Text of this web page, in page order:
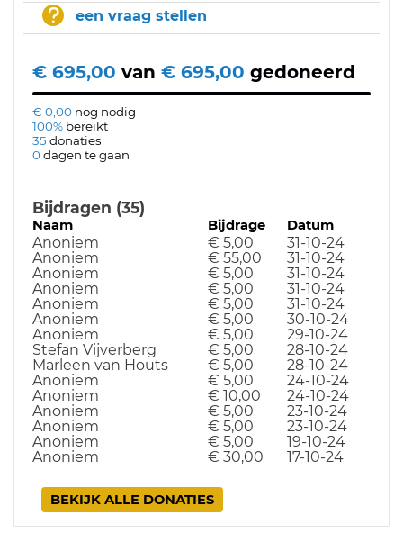
een vraag stellen
€ 695,00 van € 695,00 gedoneerd
€ 0,00 nog nodig
100% bereikt
35 donaties
0dagen te gaan
Bijdragen (35)
Naam Bijdrage Datum
Anoniem € 5,00
31-10-24
Anoniem
€ 55,00
31-10-24
Anoniem
€ 5,00
31-10-24
Anoniem
€ 5,00
31-10-24
Anoniem
€ 5,00
31-10-24
Anoniem
€ 5,00
30-10-24
Anoniem
€ 5,00
29-10-24
Stefan Vijverberg
€ 5,00
28-10-24
Marleen van Houts
€ 5,00
28-10-24
Anoniem
€ 5,00
24-10-24
Anoniem
€ 10,00
24-10-24
Anoniem
€ 5,00
23-10-24
Anoniem
€ 5,00
23-10-24
Anoniem
€ 5,00
19-10-24
Anoniem
€ 30,00 17-10-24
BEKIJK ALLE DONATIES